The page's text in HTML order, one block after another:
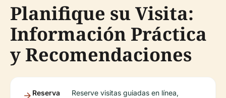
Planifique su Visita:
Información Práctica
y Recomendaciones
Reserva
Reserve visitas guiadas en línea,